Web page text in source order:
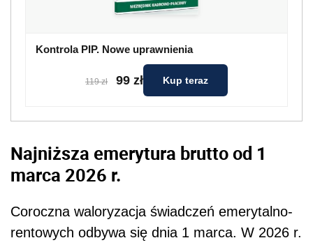
Kontrola PIP. Nowe uprawnienia
119 zł 99 zł Kup teraz
Najniższa emerytura brutto od 1
marca 2026 r.
Coroczna waloryzacja świadczeń emerytalno-
rentowych odbywa się dnia 1 marca. W 2026 r.